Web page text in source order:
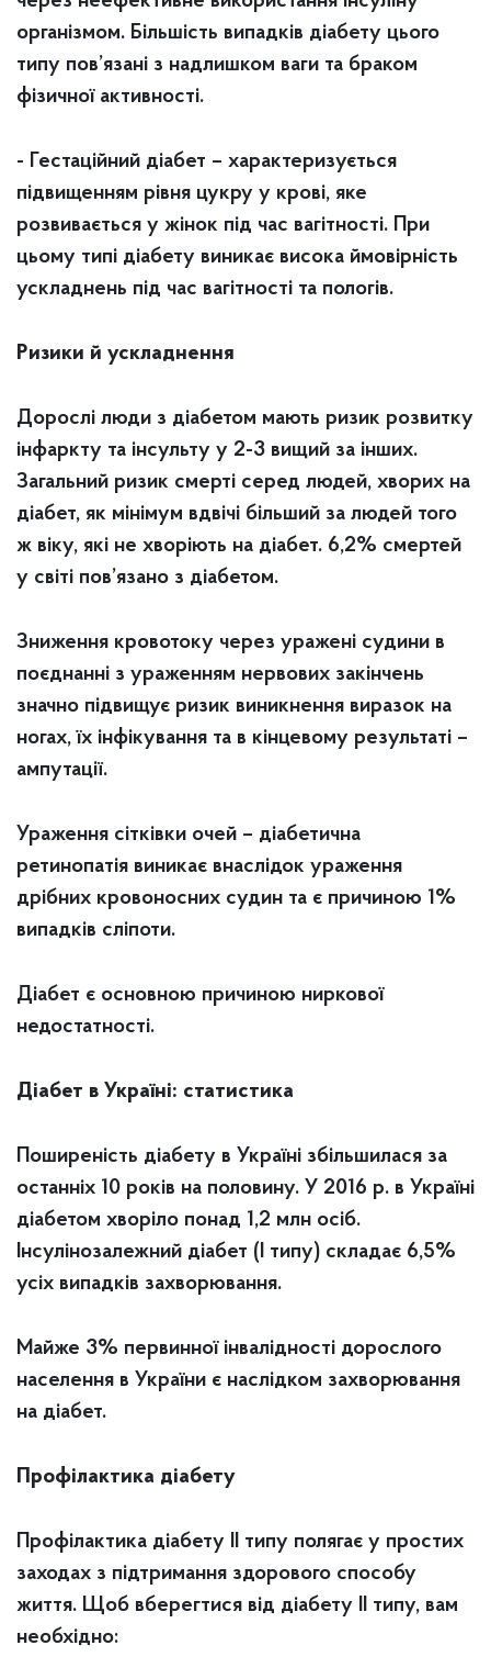
організмом. Більшість випадків діабету цього
типу пов’язані з надлишком ваги та браком
фізичної активності.
- Гестаційний діабет – характеризується
підвищенням рівня цукру у крові, яке
розвивається у жінок під час вагітності. При
цьому типі діабету виникає висока ймовірність
ускладнень під час вагітності та пологів.
Ризики й ускладнення
Дорослі люди з діабетом мають ризик розвитку
інфаркту та інсульту у 2-3 вищий за інших.
Загальний ризик смерті серед людей, хворих на
діабет, як мінімум вдвічі більший за людей того
ж віку, які не хворіють на діабет. 6,2% cмертей
у світі пов’язано з діабетом.
Зниження кровотоку через уражені судини в
поєднанні з ураженням нервових закінчень
значно підвищує ризик виникнення виразок на
ногах, їх інфікування та в кінцевому результаті –
ампутації.
Ураження сітківки очей – діабетична
ретинопатія виникає внаслідок ураження
дрібних кровоносних судин та є причиною 1%
випадків сліпоти.
Діабет є основною причиною ниркової
недостатності.
Діабет в Україні: статистика
Поширеність діабету в Україні збільшилася за
останніх 10 років на половину. У 2016 р. в Україні
діабетом хворіло понад 1,2 млн осіб.
Інсулінозалежний діабет (І типу) складає 6,5%
усіх випадків захворювання.
Майже 3% первинної інвалідності дорослого
населення в України є наслідком захворювання
на діабет.
Профілактика діабету
Профілактика діабету ІІ типу полягає у простих
заходах з підтримання здорового способу
життя. Щоб вберегтися від діабету ІІ типу, вам
необхідно: